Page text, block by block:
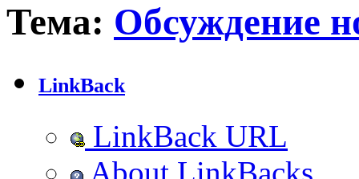
Тема: Обсуждение
LinkBack
LinkBack URL